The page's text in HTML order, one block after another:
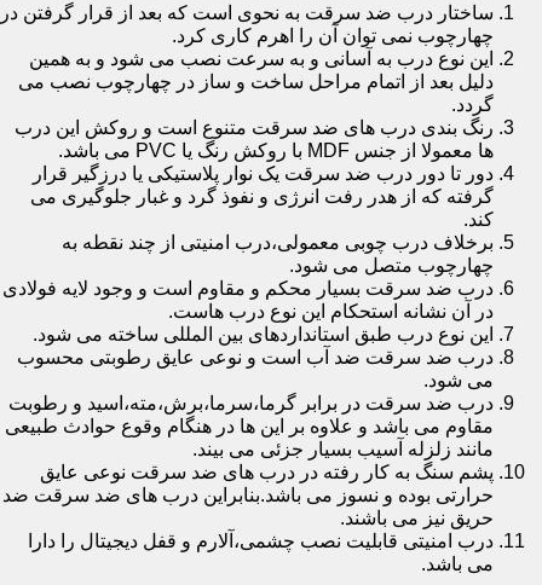
ساختار درب ضد سرقت به نحوی است که بعد از قرار گرفتن در
چهارچوب نمی توان آن را اهرم کاری کرد.
این نوع درب به آسانی و به سرعت نصب می شود و به همین
دلیل بعد از اتمام مراحل ساخت و ساز در چهارچوب نصب می
گردد.
رنگ بندی درب های ضد سرقت متنوع است و روکش این درب
ها معمولا از جنس MDF با روکش رنگ یا PVC می باشد.
دور تا دور درب ضد سرقت یک نوار پلاستیکی یا درزگیر قرار
گرفته که از هدر رفت انرژی و نفوذ گرد و غبار جلوگیری می
کند.
برخلاف درب چوبی معمولی،درب امنیتی از چند نقطه به
چهارچوب متصل می شود.
درب ضد سرقت بسیار محکم و مقاوم است و وجود لایه فولادی
در آن نشانه استحکام این نوع درب هاست.
این نوع درب طبق استانداردهای بین المللی ساخته می شود.
درب ضد سرقت ضد آب است و نوعی عایق رطوبتی محسوب
می شود.
درب ضد سرقت در برابر گرما،سرما،برش،مته،اسید و رطوبت
مقاوم می باشد و علاوه بر این ها در هنگام وقوع حوادث طبیعی
مانند زلزله آسیب بسیار جزئی می بیند.
پشم سنگ به کار رفته در درب های ضد سرقت نوعی عایق
حرارتی بوده و نسوز می باشد.بنابراین درب های ضد سرقت ضد
حریق نیز می باشند.
درب امنیتی قابلیت نصب چشمی،آلارم و قفل دیجیتال را دارا
می باشد.